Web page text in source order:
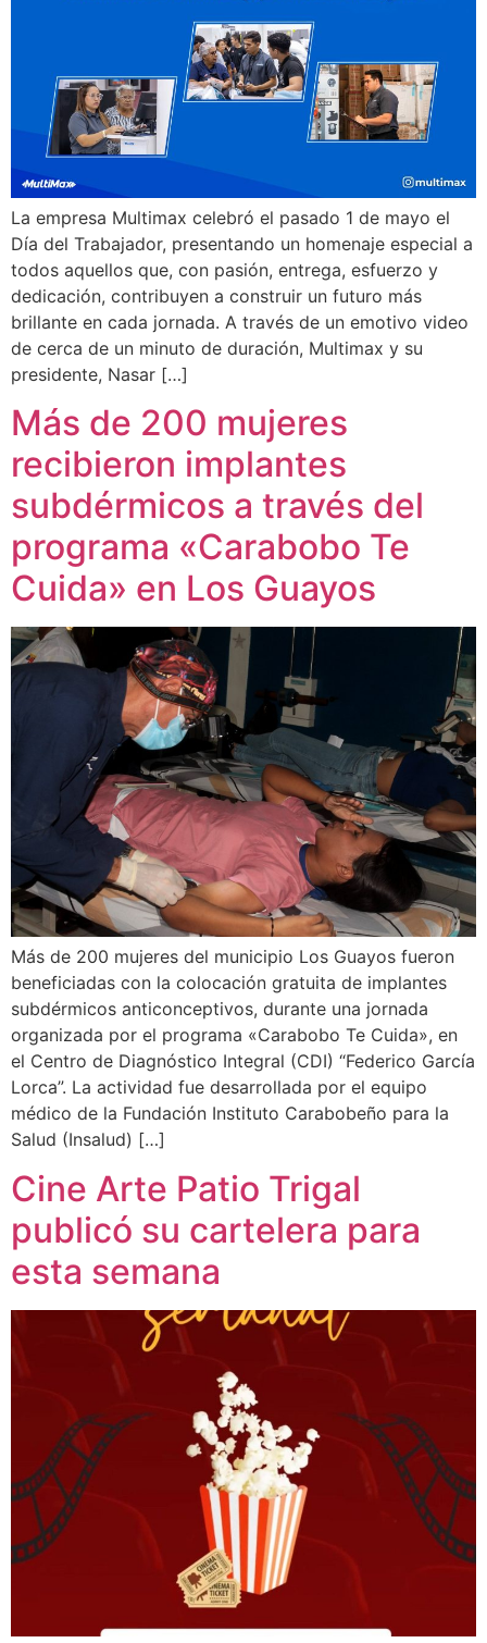
La empresa Multimax celebró el pasado 1 de mayo el
Día del Trabajador, presentando un homenaje especial a
todos aquellos que, con pasión, entrega, esfuerzo y
dedicación, contribuyen a construir un futuro más
brillante en cada jornada. A través de un emotivo video
de cerca de un minuto de duración, Multimax y su
presidente, Nasar […]
Más de 200 mujeres
recibieron implantes
subdérmicos a través del
programa «Carabobo Te
Cuida» en Los Guayos
Más de 200 mujeres del municipio Los Guayos fueron
beneficiadas con la colocación gratuita de implantes
subdérmicos anticonceptivos, durante una jornada
organizada por el programa «Carabobo Te Cuida», en
el Centro de Diagnóstico Integral (CDI) “Federico García
Lorca”. La actividad fue desarrollada por el equipo
médico de la Fundación Instituto Carabobeño para la
Salud (Insalud) […]
Cine Arte Patio Trigal
publicó su cartelera para
esta semana